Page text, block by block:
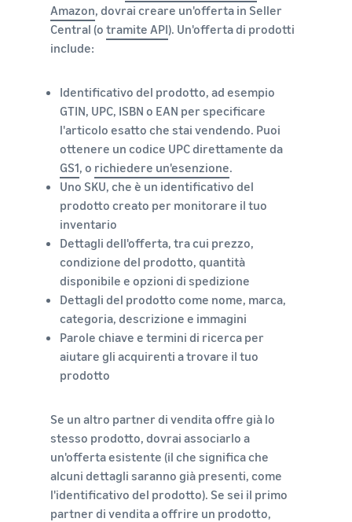
Amazon, dovrai creare un'offerta in Seller
Central (o tramite API). Un'offerta di prodotti
include:
Identificativo del prodotto, ad esempio
GTIN, UPC, ISBN o EAN per specificare
l'articolo esatto che stai vendendo. Puoi
ottenere un codice UPC direttamente da
GS1, o richiedere un'esenzione.
Uno SKU, che è un identificativo del
prodotto creato per monitorare il tuo
inventario
Dettagli dell'offerta, tra cui prezzo,
condizione del prodotto, quantità
disponibile e opzioni di spedizione
Dettagli del prodotto come nome, marca,
categoria, descrizione e immagini
Parole chiave e termini di ricerca per
aiutare gli acquirenti a trovare il tuo
prodotto
Se un altro partner di vendita offre già lo
stesso prodotto, dovrai associarlo a
un'offerta esistente (il che significa che
alcuni dettagli saranno già presenti, come
l'identificativo del prodotto). Se sei il primo
partner di vendita a offrire un prodotto,